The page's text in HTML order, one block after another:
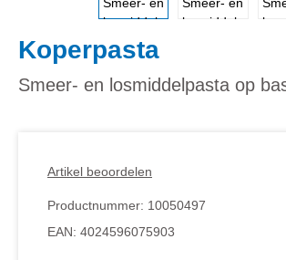
Koperpasta
Smeer- en losmiddelpasta op
Artikel beoordelen
Productnummer: 10050497
EAN: 4024596075903